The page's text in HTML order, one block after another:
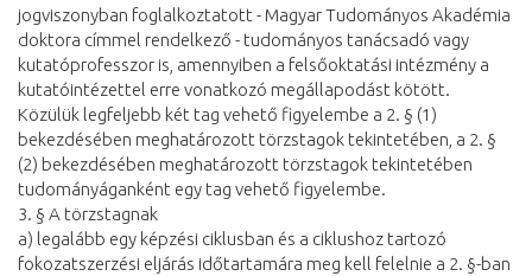
jogviszonyban foglalkoztatott - Magyar Tudományos Akadémia
doktora címmel rendelkező - tudományos tanácsadó vagy
kutatóprofesszor is, amennyiben a felsőoktatási intézmény a
kutatóintézettel erre vonatkozó megállapodást kötött.
Közülük legfeljebb két tag vehető figyelembe a 2. § (1)
bekezdésében meghatározott törzstagok tekintetében, a 2. §
(2) bekezdésében meghatározott törzstagok tekintetében
tudományáganként egy tag vehető figyelembe.
3. § A törzstagnak
a) legalább egy képzési ciklusban és a ciklushoz tartozó
fokozatszerzési eljárás időtartamára meg kell felelnie a 2. §-ban